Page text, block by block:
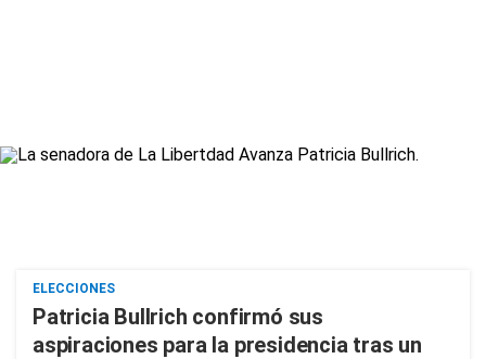
ELECCIONES
Patricia Bullrich confirmó sus
aspiraciones para la presidencia tras un